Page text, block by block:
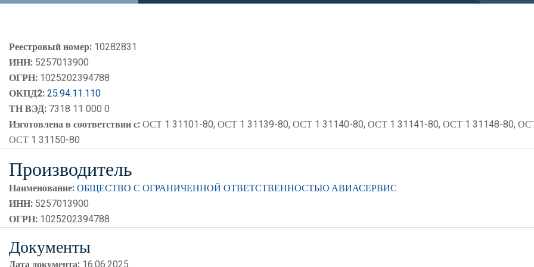
Реестровый номер: 10282831
ИНН: 5257013900
ОГРН: 1025202394788
ОКПД2:25.94.11.110
ТН ВЭД: 7318 11 000 0
Изготовлена в соответствии с:ОСТ 1 31101-80, ОСТ 1 31139-80, ОСТ 1 31140-80, ОСТ 1 31141-80, ОСТ 1 31148-80,
ОСТ 1 31150-80
Производитель
Наименование:ОБЩЕСТВО С ОГРАНИЧЕННОЙ ОТВЕТСТВЕННОСТЬЮ АВИАСЕРВИС
ИНН: 5257013900
ОГРН: 1025202394788
Документы